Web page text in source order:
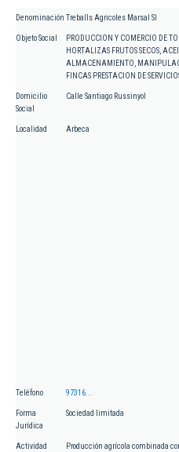
Denominación Treballs Agricoles Marsal Sl
Objeto Social
PRODUCCION Y COMERCIO DE
HORTALIZAS FRUTOS SECOS,
ALMACENAMIENTO,
FINCAS PRESTACION DE
Domicilio
Social
Calle Santiago Russinyol
Localidad Arbeca
Teléfono 97316...
Forma
Jurídica
Sociedad limitada
Actividad Producción agrícola combinada